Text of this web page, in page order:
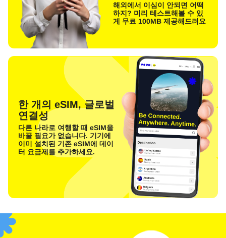
해외에서 이심이 안되면 어떡
하지? 미리 테스트해볼 수 있
게 무료 100MB 제공해드려요
한 개의 eSIM, 글로벌
연결성
다른 나라로 여행할 때 eSIM을
바꿀 필요가 없습니다. 기기에
이미 설치된 기존 eSIM에 데이
터 요금제를 추가하세요.